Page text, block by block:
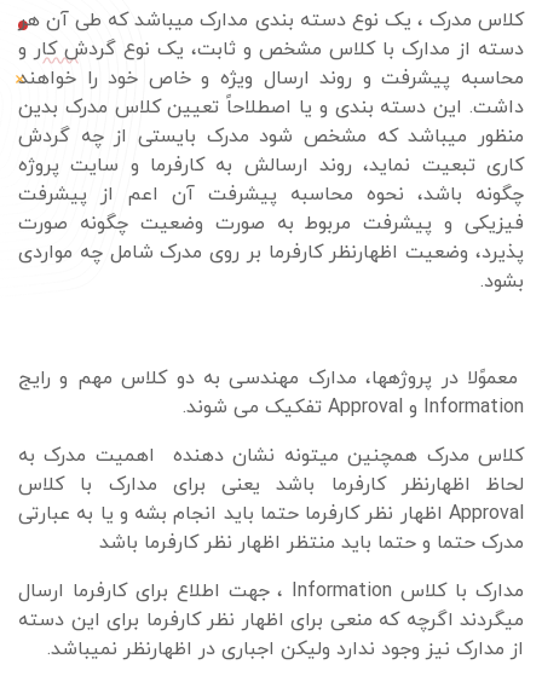
کلاس مدرک ، یک نوع دسته بندی مدارک میباشد که طی آن هر
دسته از مدارک با کلاس مشخص و ثابت، یک نوع گردش کار و
محاسبه پیشرفت و روند ارسال ویژه و خاص خود را خواهند
داشت. این دسته بندی و یا اصطلاحاً تعیین کلاس مدرک بدین
منظور میباشد که مشخص شود مدرک بایستی از چه گردش
کاری تبعیت نماید، روند ارسالش به کارفرما و سایت پروژه
چگونه باشد، نحوه محاسبه پیشرفت آن اعم از پیشرفت
فیزیکی و پیشرفت مربوط به صورت وضعیت چگونه صورت
پذیرد، وضعیت اظهارنظر کارفرما بر روی مدرک شامل چه مواردی
بشود.
معموًلا در پروژهها، مدارک مهندسی به دو کلاس مهم و رایج
Information و Approvalتفکیک می شوند.
کلاس مدرک همچنین میتونه نشان دهنده اهمیت مدرک به
لحاظ اظهارنظر کارفرما باشد یعنی برای مدارک با کلاس
Approval اظهار نظر کارفرما حتما باید انجام بشه و یا به عبارتی
مدرک حتما و حتما باید منتظر اظهار نظر کارفرما باشد
مدارک با کلاس Information ، جهت اطلاع برای کارفرما ارسال
میگردند اگرچه که منعی برای اظهار نظر کارفرما برای این دسته
از مدارک نیز وجود ندارد ولیکن اجباری در اظهارنظر نمیباشد.